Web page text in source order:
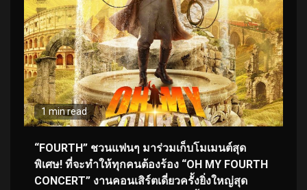
1 min read
“FOURTH” ชวนแฟนๆ มาร่วมเก็บโมเมนต์สุด
พิเศษ! ที่จะทำให้ทุกคนต้องร้อง “OH MY FOURTH
CONCERT” งานคอนเสิร์ตเดี่ยวครั้งยิ่งใหญ่สุด